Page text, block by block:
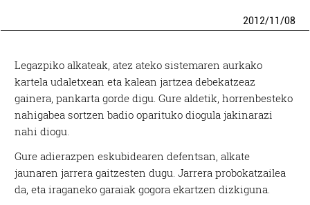
2012/11/08
Legazpiko alkateak, atez ateko sistemaren aurkako
kartela udaletxean eta kalean jartzea debekatzeaz
gainera, pankarta gorde digu. Gure aldetik, horrenbesteko
nahigabea sortzen badio oparituko diogula jakinarazi
nahi diogu.
Gure adierazpen eskubidearen defentsan, alkate
jaunaren jarrera gaitzesten dugu. Jarrera probokatzailea
da, eta iraganeko garaiak gogora ekartzen dizkiguna.